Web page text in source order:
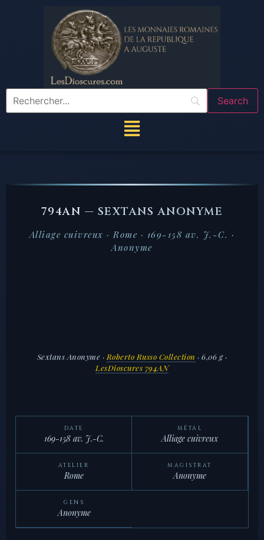
794AN — SEXTANS ANONYME
Alliage cuivreux · Rome · 169-158 av. J.-C. ·
Anonyme
Sextans Anonyme · Roberto Russo Collection · 6,06 g ·
LesDioscures 794AN
DATE
169-158 av. J.-C.
MÉTAL
Alliage cuivreux
ATELIER
Rome
MAGISTRAT
Anonyme
GENS
Anonyme